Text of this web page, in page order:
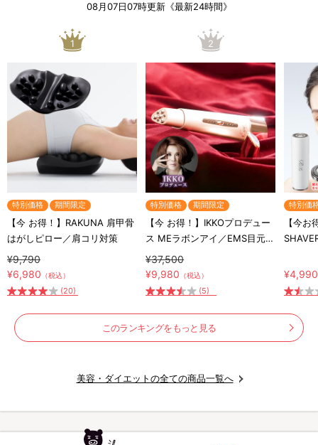
08月07日07時更新《最新24時間》
1
特別価格 期間限定
【今 お得！】RAKUNA 肩甲骨
はがしピロー／肩コリ対策
¥9,790
¥6,980 （税込）
(20)
2
特別価格 期間限定
【今 お得！】IKKOプロデュー
ス MEラボンアイ／EMS目元美
顔器
¥37,500
¥9,980 （税込）
(5)
特別価
【今お
¥4,990
このランキングをもっと見る
美容・ダイエットの全ての商品一覧へ